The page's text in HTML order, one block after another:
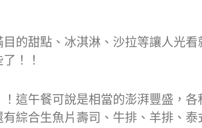
目的甜點、冰淇淋、沙拉等讓人光
！！
！這午餐可說是相當的澎湃豐盛，
有綜合生魚片壽司、牛排、羊排、